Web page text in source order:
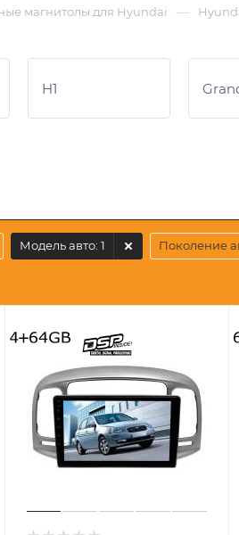
магнитолы для Hyundai —
H1
Модель авто: 1 Поколение